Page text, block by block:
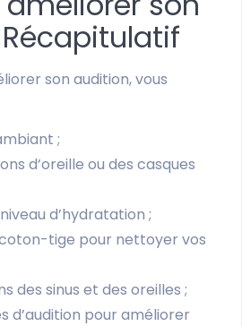
son audition, vous
;
d’oreille ou des casques
d’hydratation ;
tige pour nettoyer vos
des sinus et des oreilles ;
d’audition pour améliorer